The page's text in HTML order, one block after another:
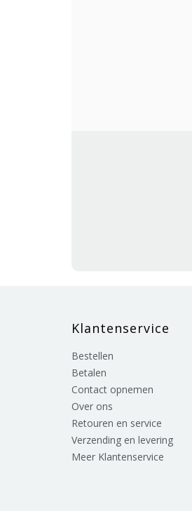
Klantenservice
Bestellen
Betalen
Contact opnemen
Over ons
Retouren en service
Verzending en levering
Meer Klantenservice